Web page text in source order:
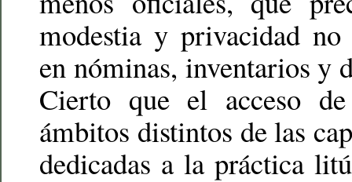
modestia y privacidad no
en nóminas, inventarios y
Cierto que el acceso
ámbitos distintos de las
dedicadas a la práctica